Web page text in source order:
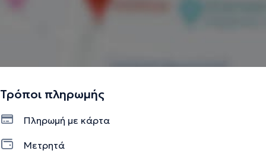
Τρόποι πληρωμής
Πληρωμή με κάρτα
Μετρητά